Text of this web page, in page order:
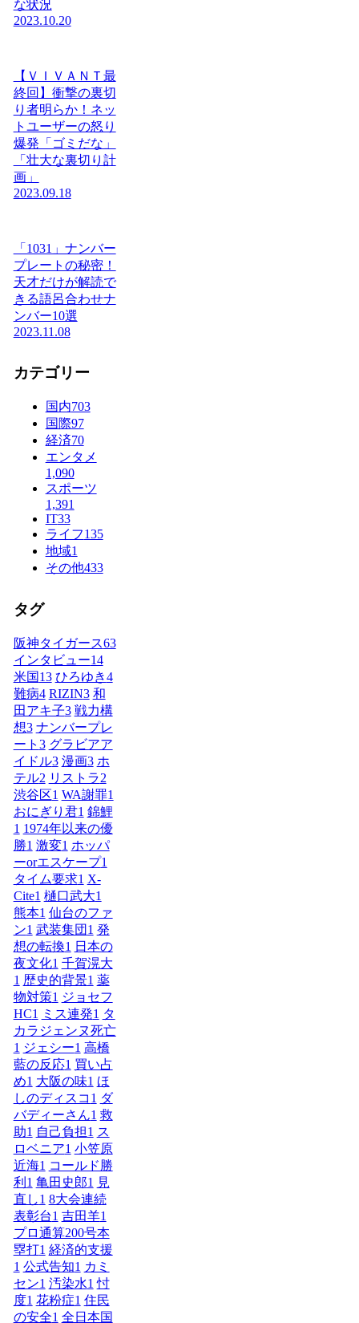
な状況
2023.10.20
【ＶＩＶＡＮＴ最
終回】衝撃の裏切
り者明らか！ネッ
トユーザーの怒り
爆発「ゴミだな」
「壮大な裏切り計
画」
2023.09.18
「1031」ナンバー
プレートの秘密！
天才だけが解読で
きる語呂合わせナ
ンバー10選
2023.11.08
カテゴリー
国内703
国際97
経済70
エンタメ
1,090
スポーツ
1,391
IT33
ライフ135
地域1
その他433
タグ
阪神タイガース63
インタビュー14
米国13 ひろゆき4
難病4 RIZIN3 和
田アキ子3 戦力構
想3 ナンバープレ
ート 3 グラビアア
イドル3 漫画3 ホ
テル2 リストラ2
渋谷区1 WA謝罪1
おにぎり君1 錦鯉
1 1974年以来の優
勝1 激変1 ホッパ
ーorエスケープ1
タイム要求1 X-
Cite1 樋口武大1
熊本1 仙台のファ
ン1 武装集団 1 発
想の転換1 日本の
夜文化1 千賀滉大
1 歴史的背景1 薬
物対策1 ジョセフ
HC1 ミス連発1 タ
カラジェンヌ死亡
1 ジェシー1 高橋
藍の反応1 買い占
め1 大阪の味1 ほ
しのディスコ 1 ダ
バディーさん1 救
助1 自己負担1 ス
ロベニア1 小笠原
近海1 コールド勝
利 1 亀田史郎1 見
直し1 8大会連続
表彰台1 吉田羊1
プロ通算200号本
塁打1 経済的支援
1 公式告知1 カミ
セン1 汚染水1 忖
度1 花粉症1 住民
の安全1 全日本国